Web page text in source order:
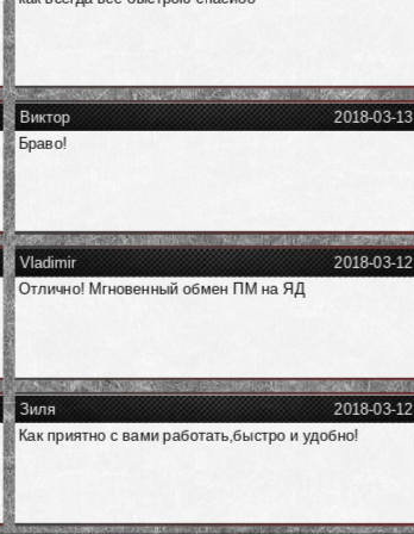
2018-03-13
Виктор
Браво!
2018-03-12
Vladimir
Отлично! Мгновенный обмен ПМ на ЯД
2018-03-12
Зиля
Как приятно с вами работать,быстро и удобно!